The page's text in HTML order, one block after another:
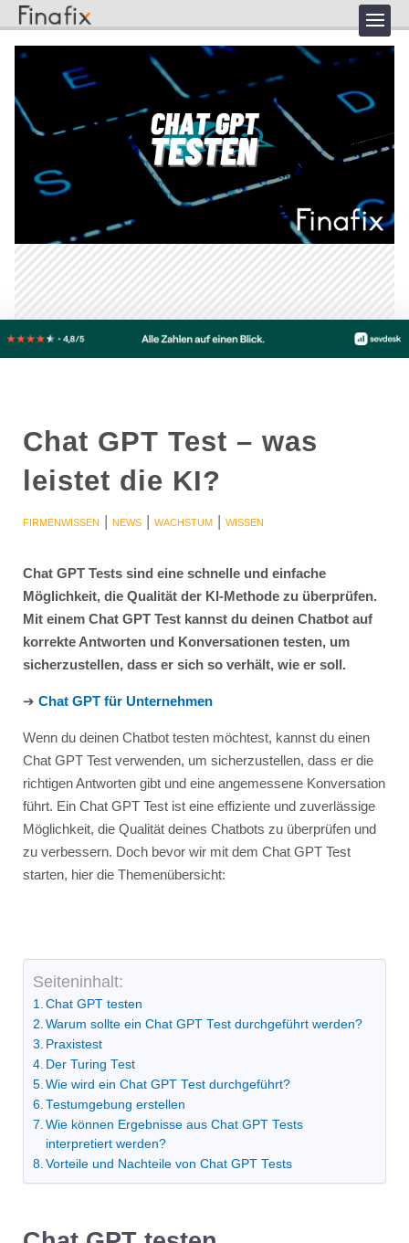
Chat GPT Test – was
leistet die KI?
FIRMENWISSEN | NEWS| WACHSTUM| WISSEN
Chat GPT Tests sind eine schnelle und einfache
Möglichkeit, die Qualität der KI-Methode zu überprüfen.
Mit einem Chat GPT Test kannst du deinen Chatbot auf
korrekte Antworten und Konversationen testen, um
sicherzustellen, dass er sich so verhält, wie er soll.
➔ Chat GPT für Unternehmen
Wenn du deinen Chatbot testen möchtest, kannst du einen
Chat GPT Test verwenden, um sicherzustellen, dass er die
richtigen Antworten gibt und eine angemessene Konversation
führt. Ein Chat GPT Test ist eine effiziente und zuverlässige
Möglichkeit, die Qualität deines Chatbots zu überprüfen und
zu verbessern. Doch bevor wir mit dem Chat GPT Test
starten, hier die Themenübersicht:
Seiteninhalt:
Chat GPT testen
Warum sollte ein Chat GPT Test durchgeführt werden?
Praxistest
Der Turing Test
Wie wird ein Chat GPT Test durchgeführt?
Testumgebung erstellen
Wie können Ergebnisse aus Chat GPT Tests
interpretiert werden?
Vorteile und Nachteile von Chat GPT Tests